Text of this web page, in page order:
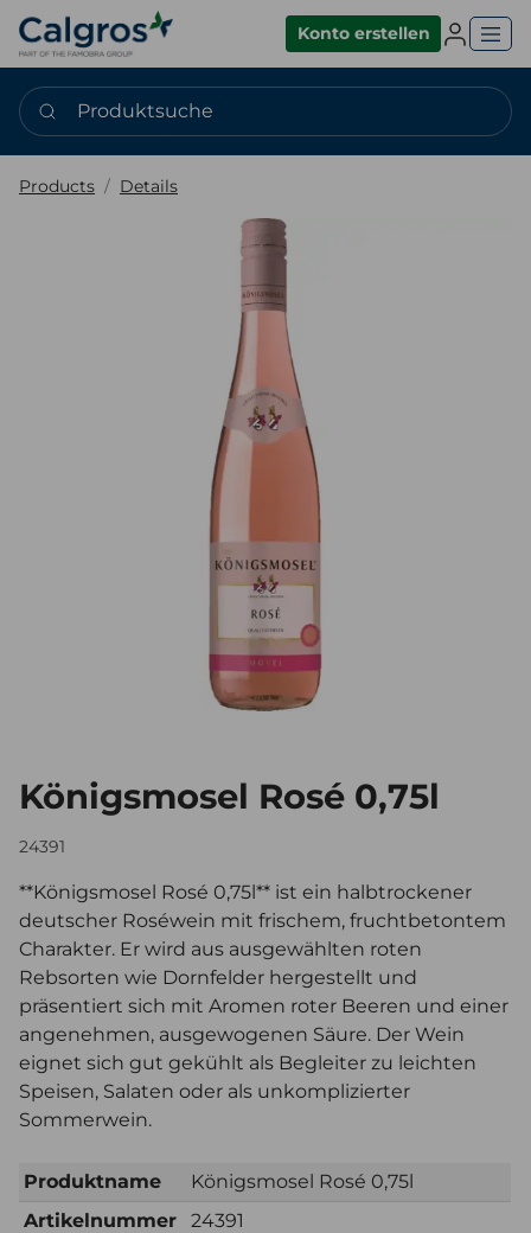
Konto erstellen
Produktsuche
Products Details
Königsmosel Rosé 0,75l
24391
**Königsmosel Rosé 0,75l** ist ein halbtrockener
deutscher Roséwein mit frischem, fruchtbetontem
Charakter. Er wird aus ausgewählten roten
Rebsorten wie Dornfelder hergestellt und
präsentiert sich mit Aromen roter Beeren und einer
angenehmen, ausgewogenen Säure. Der Wein
eignet sich gut gekühlt als Begleiter zu leichten
Speisen, Salaten oder als unkomplizierter
Sommerwein.
Produktname
Königsmosel Rosé 0,75l
Artikelnummer
24391